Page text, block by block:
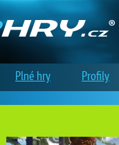
Plné hry Profily